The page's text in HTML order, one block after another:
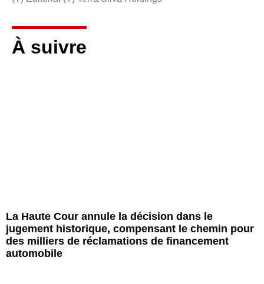
À suivre
La Haute Cour annule la décision dans le
jugement historique, compensant le chemin pour
des milliers de réclamations de financement
automobile